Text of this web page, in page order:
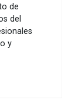
de
del
y